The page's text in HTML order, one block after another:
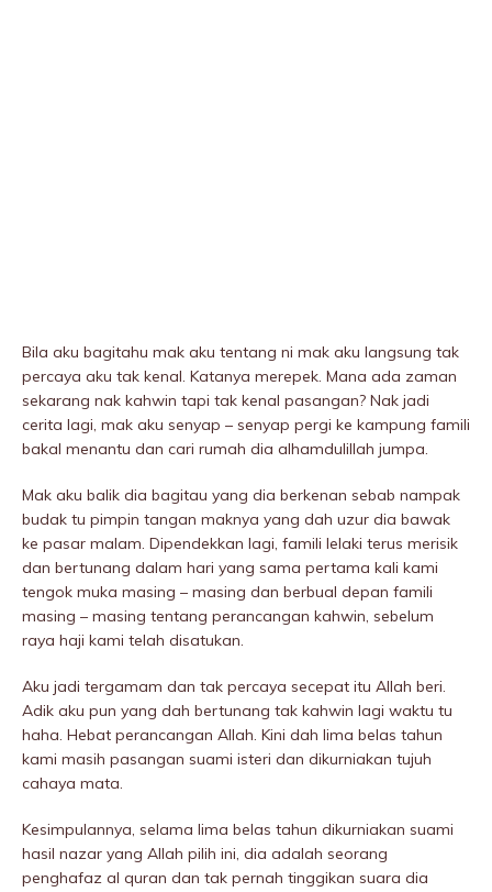
Bila aku bagitahu mak aku tentang ni mak aku langsung tak
percaya aku tak kenal. Katanya merepek. Mana ada zaman
sekarang nak kahwin tapi tak kenal pasangan? Nak jadi
cerita lagi, mak aku senyap – senyap pergi ke kampung famili
bakal menantu dan cari rumah dia alhamdulillah jumpa.
Mak aku balik dia bagitau yang dia berkenan sebab nampak
budak tu pimpin tangan maknya yang dah uzur dia bawak
ke pasar malam. Dipendekkan lagi, famili lelaki terus merisik
dan bertunang dalam hari yang sama pertama kali kami
tengok muka masing – masing dan berbual depan famili
masing – masing tentang perancangan kahwin, sebelum
raya haji kami telah disatukan.
Aku jadi tergamam dan tak percaya secepat itu Allah beri.
Adik aku pun yang dah bertunang tak kahwin lagi waktu tu
haha. Hebat perancangan Allah. Kini dah lima belas tahun
kami masih pasangan suami isteri dan dikurniakan tujuh
cahaya mata.
Kesimpulannya, selama lima beIas tahun dikurniakan suami
hasil nazar yang Allah pilih ini, dia adalah seorang
penghafaz al quran dan tak pernah tinggikan suara dia